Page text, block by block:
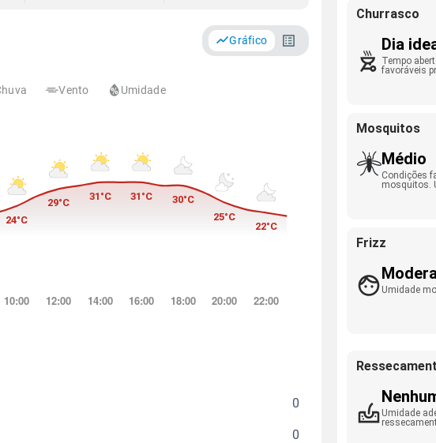
Gráfico
Vento Umidade
0
0
Churrasco
Dia
Tempo
favoráveis
Mosquitos
Médio
Condições
mosquitos.
Frizz
Umidade
Umidade